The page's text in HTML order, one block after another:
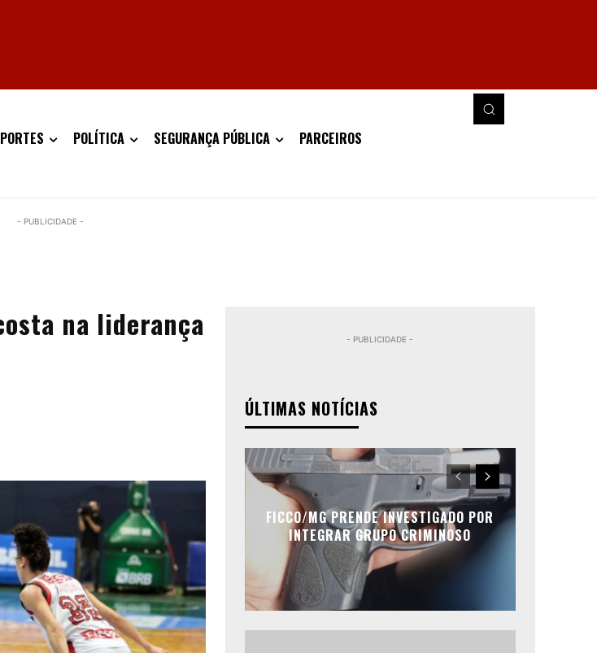
POLÍTICA SEGURANÇA PÚBLICA
PARCEIROS
- PUBLICIDADE -
na liderança
- PUBLICIDADE -
ÚLTIMAS NOTÍCIAS
FICCO/MG PRENDE INVESTIGADO POR
INTEGRAR GRUPO CRIMINOSO